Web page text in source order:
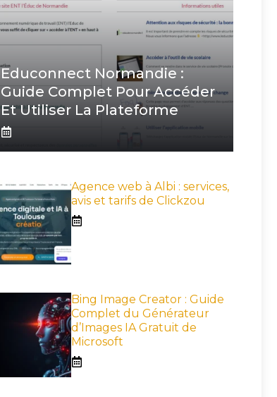
Educonnect Normandie :
Guide Complet Pour Accéder
Et Utiliser La Plateforme
Agence web à Albi : services,
avis et tarifs de Clickzou
Bing Image Creator : Guide
Complet du Générateur
d’Images IA Gratuit de
Microsoft